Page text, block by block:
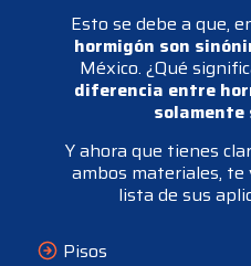
Esto se debe a que,
hormigón son
México. ¿Qué
diferencia entre
solamente
Y ahora que tienes
ambos materiales,
lista de sus
Pisos